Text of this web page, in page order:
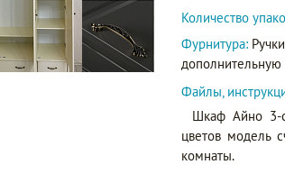
Количество
Фурнитура:
дополнительную
Файлы,
Шкаф Айно 3-
цветов модель
комнаты.